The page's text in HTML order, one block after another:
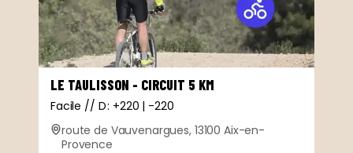
LE TAULISSON - CIRCUIT 5 KM
Facile // D : +220 | -220
route de Vauvenargues, 13100 Aix-en-
Provence